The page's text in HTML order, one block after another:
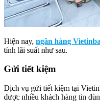
Hiện nay, ngân hàng
tính lãi suất như sau.
Gửi tiết kiệm
Dịch vụ gửi tiết kiệm tại
được nhiều khách hàng tin